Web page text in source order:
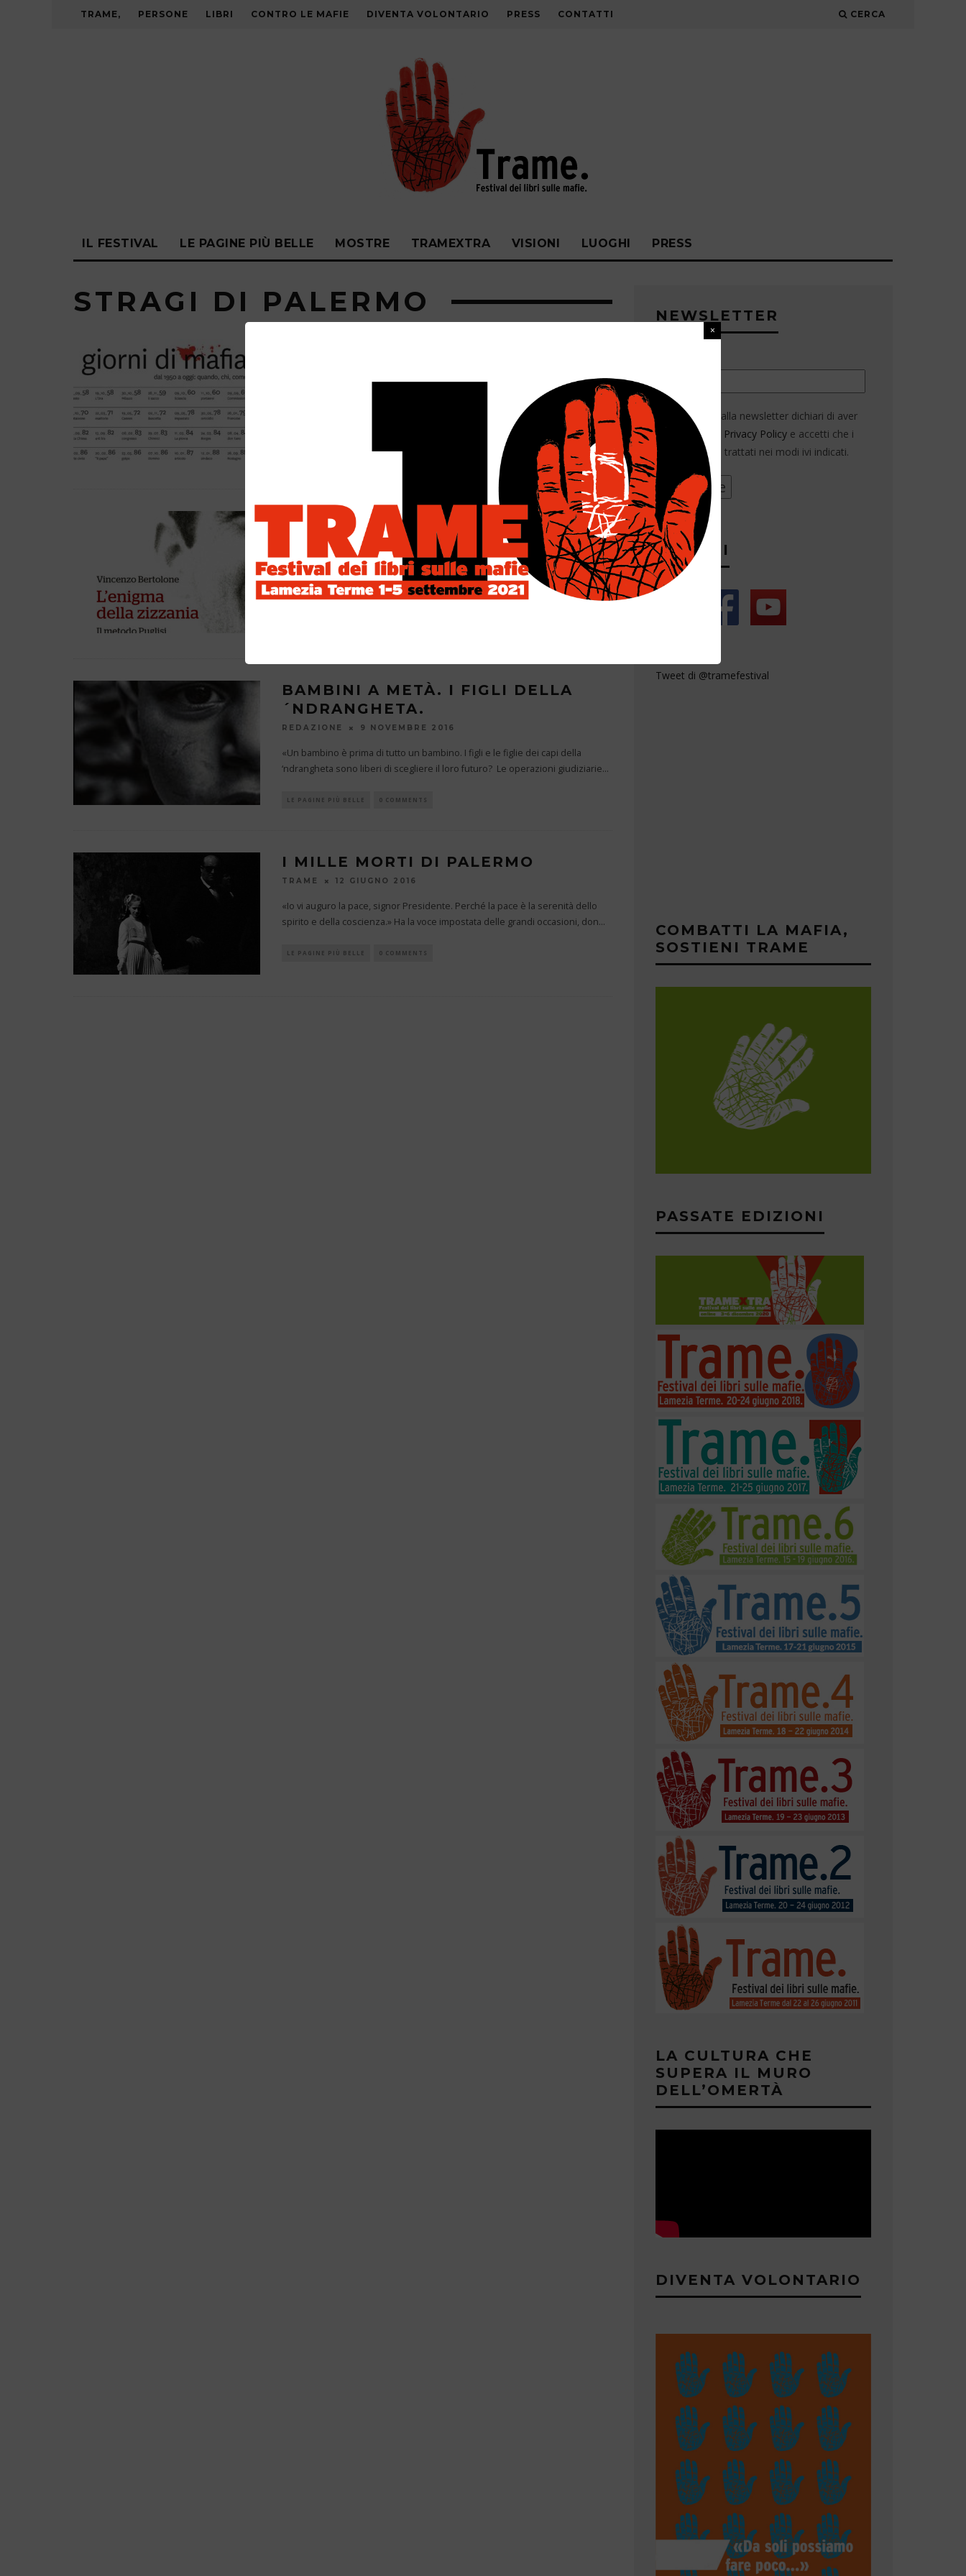
TRAME, PERSONE LIBRI CONTRO LE MAFIE DIVENTA VOLONTARIO PRESS CONTATTI CERCA
IL FESTIVAL LE PAGINE PIÙ BELLE MOSTRE TRAMEXTRA VISIONI LUOGHI PRESS
STRAGI DI PALERMO
«I giorni più significativi che hanno sconvolto gli italiani, cambiando per
sempre il volto della Sicilia e contagiando di un virus mortale l’intero Paese,...
L’ENIGMA DELLA ZIZZANIA
REDAZIONE SOCIAL 7 GIUGNO 2017
«si dovrà camminare tra il grano e la zizzania, si dovrà imparare a distinguerli
cominciando da quei loro semi che germogliano nel nostro cuore». Per
segui...
BAMBINI A METÀ. I FIGLI DELLA
´NDRANGHETA.
REDAZIONE 9 NOVEMBRE 2016
«Un bambino è prima di tutto un bambino. I figli e le figlie dei capi della
‘ndrangheta sono liberi di scegliere il loro futuro? Le operazioni giudiziarie...
LE PAGINE PIÙ BELLE 0 COMMENTS
I MILLE MORTI DI PALERMO
TRAME 12 GIUGNO 2016
«Io vi auguro la pace, signor Presidente. Perché la pace è la serenità dello
spirito e della coscienza.» Ha la voce impostata delle grandi occasioni, don...
LE PAGINE PIÙ BELLE 0 COMMENTS
NEWSLETTER
Iscrivendoti alla newsletter dichiari di aver
letto la nostra
Privacy Policy e accetti che i
tuoi dati siano trattati nei modi ivi indicati.
SEGUICI
Tweet di @tramefestival
COMBATTI LA MAFIA,
SOSTIENI TRAME
PASSATE EDIZIONI
LA CULTURA CHE
SUPERA IL MURO
DELL’OMERTÀ
DIVENTA VOLONTARIO